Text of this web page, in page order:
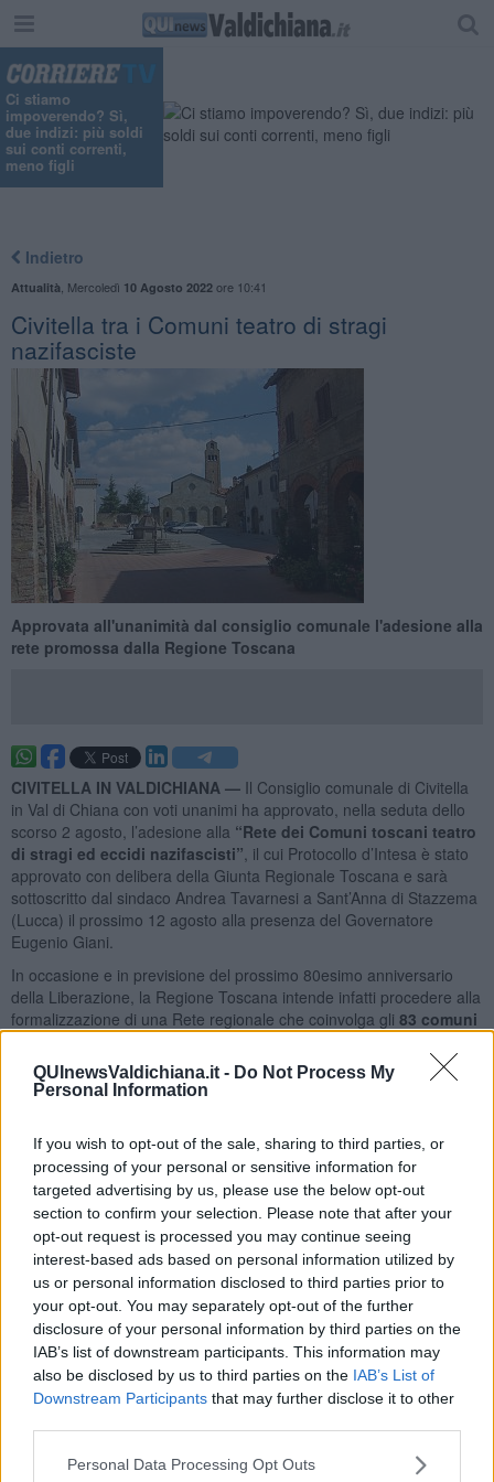
QUInewsValdichiana.it - Do Not Process My
Personal Information
If you wish to opt-out of the sale, sharing to third parties, or
processing of your personal or sensitive information for
targeted advertising by us, please use the below opt-out
section to confirm your selection. Please note that after your
opt-out request is processed you may continue seeing
interest-based ads based on personal information utilized by
us or personal information disclosed to third parties prior to
your opt-out. You may separately opt-out of the further
disclosure of your personal information by third parties on the
IAB’s list of downstream participants. This information may
also be disclosed by us to third parties on the IAB’s List of
Downstream Participants that may further disclose it to other
Personal Data Processing Opt Outs
Ci stiamo
impoverendo? Sì,
due indizi: più soldi
sui conti correnti,
meno figli
Indietro
Attualità Mercoledì 10 Agosto 2022ore 10:41
Civitella tra i Comuni teatro di stragi
nazifasciste
Approvata all'unanimità dal consiglio comunale l'adesione alla
rete promossa dalla Regione Toscana
CIVITELLA IN VALDICHIANA — Il Consiglio comunale di Civitella
in Val di Chiana con voti unanimi ha approvato, nella seduta dello
scorso 2 agosto, l’adesione alla “Rete dei Comuni toscani teatro
di stragi ed eccidi nazifascisti” , il cui Protocollo d’Intesa è stato
approvato con delibera della Giunta Regionale Toscana e sarà
sottoscritto dal sindaco Andrea Tavarnesi a Sant’Anna di Stazzema
(Lucca) il prossimo 12 agosto alla presenza del Governatore
Eugenio Giani.
In occasione e in previsione del prossimo 80esimo anniversario
della Liberazione, la Regione Toscana intende infatti procedere alla
formalizzazione di una Rete regionale che coinvolga gli 83 comuni
valorizzare la memoria della lotta di resistenza delle comunità locali
così come di tutti quei luoghi della memoria, piccoli musei e centri
Memoria storica dell’antifascismo e della Resistenza costituisce il
presupposto alla base dell’identità istituzionale della comunità
regionale.
“L’Amministrazione comunale di Civitella – spiega il sindaco Andrea
Tavarnesi – da molti anni ha promosso iniziative e ricerche storiche
per ottenere una ricostruzione accurata dell’origine e della
dinamica del massacro del 29 giugno del 1944 anche attraverso la
raccolta di documentazione e testimonianze successivamente
confluite nell’‘Archivio della Memoria’, consultabile nel nostro sito
istituzionale, che costituisce un prezioso strumento di
stato ritenuto importante ed opportuno aderire alla Rete, come è